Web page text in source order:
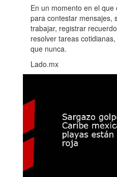
En un momento en el
para contestar mensajes,
trabajar, registrar
resolver tareas
que nunca.
Lado.mx